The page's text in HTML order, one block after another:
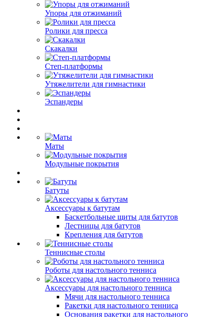
Упоры для отжиманий
Ролики для пресса
Скакалки
Степ-платформы
Утяжелители для гимнастики
Эспандеры
Маты
Модульные покрытия
Батуты
Аксессуары к батутам
Баскетбольные щиты для батутов
Лестницы для батутов
Крепления для батутов
Теннисные столы
Роботы для настольного тенниса
Аксессуары для настольного тенниса
Мячи для настольного тенниса
Ракетки для настольного тенниса
Основания ракетки для настольного